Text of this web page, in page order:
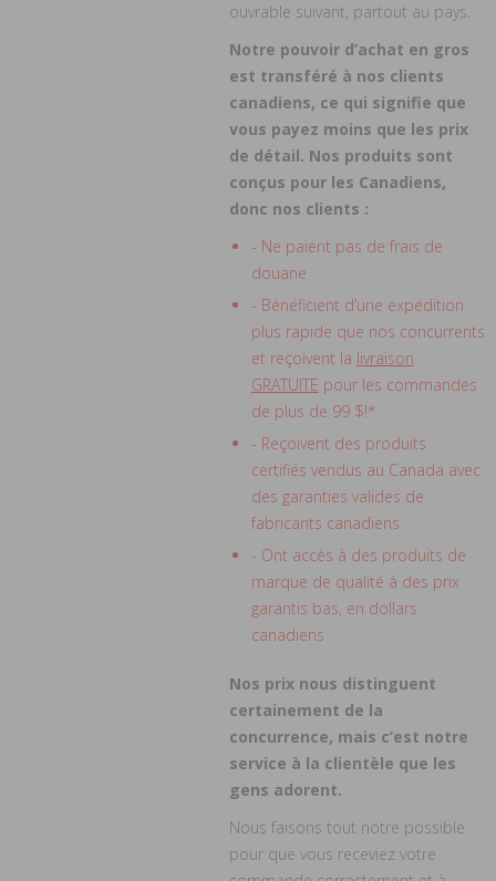
ouvrable suivant, partout au pays.
Notre pouvoir d’achat en gros
est transféré à nos clients
canadiens, ce qui signifie que
vous payez moins que les prix
de détail. Nos produits sont
conçus pour les Canadiens,
donc nos clients :
- Ne paient pas de frais de
douane
- Bénéficient d’une expédition
plus rapide que nos concurrents
et reçoivent la livraison
GRATUITE pour les commandes
de plus de 99 $!*
- Reçoivent des produits
certifiés vendus au Canada avec
des garanties valides de
fabricants canadiens
- Ont accès à des produits de
marque de qualité à des prix
garantis bas, en dollars
canadiens
Nos prix nous distinguent
certainement de la
concurrence, mais c’est notre
service à la clientèle que les
gens adorent.
Nous faisons tout notre possible
pour que vous receviez votre